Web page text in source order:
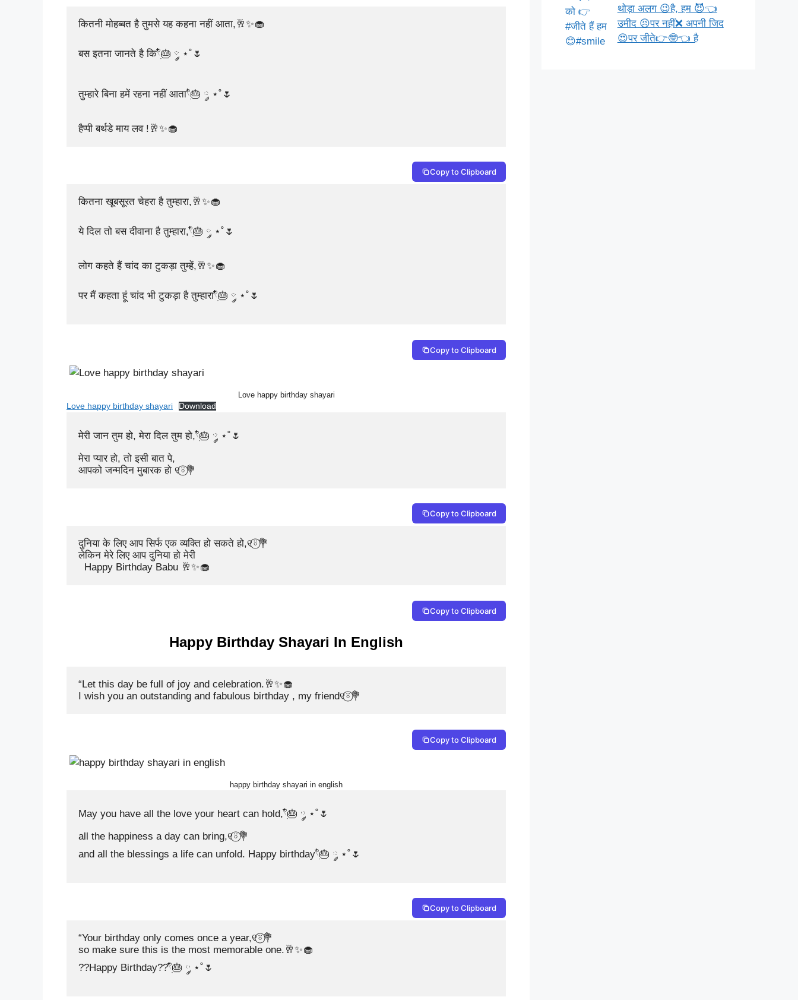
कितनी मोहब्बत है तुमसे यह कहना नहीं आता,🥂✨🧁
बस इतना जानते है कि𓍢ִ໋🎂 ༘ ⋆˚🌷
तुम्हारे बिना हमें रहना नहीं आता𓍢ִ໋🎂 ༘ ⋆˚🌷
हैप्पी बर्थडे माय लव !🥂✨🧁
Copy to Clipboard
कितना खूबसूरत चेहरा है तुम्हारा,🥂✨🧁
ये दिल तो बस दीवाना है तुम्हारा,𓍢ִ໋🎂 ༘ ⋆˚🌷
लोग कहते हैं चांद का टुकड़ा तुम्हें,🥂✨🧁
पर मैं कहता हूं चांद भी टुकड़ा है तुम्हारा𓍢ִ໋🎂 ༘ ⋆˚🌷
Copy to Clipboard
Love happy birthday shayari
Love happy birthday shayari
Download
मेरी जान तुम हो, मेरा दिल तुम हो,𓍢ִ໋🎂 ༘ ⋆˚🌷
मेरा प्यार हो, तो इसी बात पे,
आपको जन्मदिन मुबारक हो ୧⍤⃝💐
Copy to Clipboard
दुनिया के लिए आप सिर्फ एक व्यक्ति हो सकते हो,୧⍤⃝💐
लेकिन मेरे लिए आप दुनिया हो मेरी
  Happy Birthday Babu 🥂✨🧁
Copy to Clipboard
Happy Birthday Shayari In English
“Let this day be full of joy and celebration.🥂✨🧁
I wish you an outstanding and fabulous birthday , my friend୧⍤⃝💐
Copy to Clipboard
happy birthday shayari in english
May you have all the love your heart can hold,𓍢ִ໋🎂 ༘ ⋆˚🌷
all the happiness a day can bring,୧⍤⃝💐
and all the blessings a life can unfold. Happy birthday𓍢ִ໋🎂 ༘ ⋆˚🌷
Copy to Clipboard
“Your birthday only comes once a year,୧⍤⃝💐
so make sure this is the most memorable one.🥂✨🧁
??Happy Birthday??𓍢ִ໋🎂 ༘ ⋆˚🌷
थोड़ा अलग 😉है, हम 😈👈
उमीद 😣पर नहीं❌ अपनी जिद
😍पर जीते👉🤓👈 है